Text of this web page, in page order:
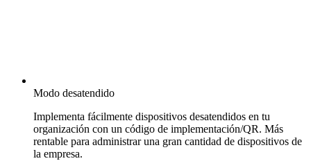
Modo desatendido
Implementa fácilmente dispositivos desatendidos en tu
organización con un código de implementación/QR. Más
rentable para administrar una gran cantidad de dispositivos de
la empresa.